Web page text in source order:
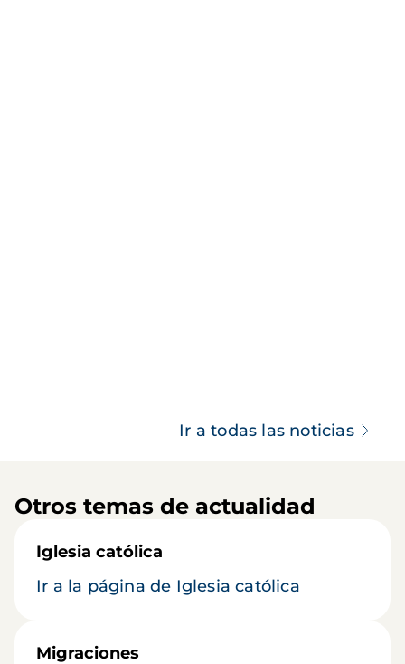
Ir a todas las noticias
Otros temas de actualidad
Iglesia católica
Ir a la página de Iglesia católica
Migraciones